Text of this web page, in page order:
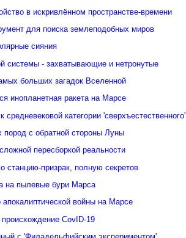
в искривлённом пространстве-времени
для поиска землеподобных миров
сияния
системы - захватывающие и нетронутые
больших загадок Вселенной
инопланетная ракета на Марсе
средневековой категории 'сверхъестественного'
пород с обратной стороны Луны
пересборкой реальности
станцию-призрак, полную секретов
на пылевые бури Марса
апокалиптической войны на Марсе
CovID-19